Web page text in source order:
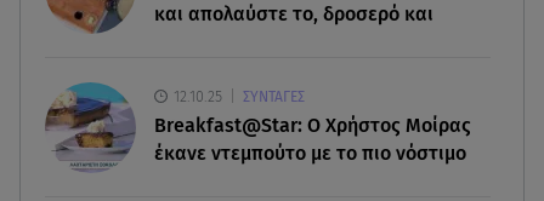
το δικαίωμα της σιωπής
3 ασκήσεις για γλουτούς στο σπίτι – Ιδανικές για
αρχάριες & χωρίς εξοπλισμό
και απολαύστε το, δροσερό και
12.10.25 ΣΥΝΤΑΓΕΣ
Breakfast@Star: O Xρήστος Μοίρας
έκανε ντεμπούτο με το πιο νόστιμο